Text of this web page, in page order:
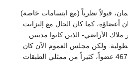
قبولاً نظرياً (مع ابتسامات خاصة)
أعضاؤه، كما كان الحال مع إليزابث
الأراضي- الذين كانوا مدينين
بطولية. ولكن مجلس العموم الآن كان
يضم بين أعضائه البالغ عددهم 467 عضواً، كثيراً من ممثلي الطبقات